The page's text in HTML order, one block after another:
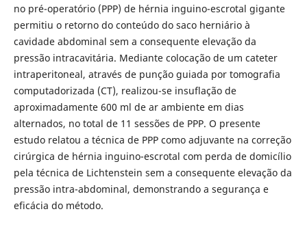
no pré-operatório (PPP) de hérnia inguino-escrotal gigante
permitiu o retorno do conteúdo do saco herniário à
cavidade abdominal sem a consequente elevação da
pressão intracavitária. Mediante colocação de um cateter
intraperitoneal, através de punção guiada por tomografia
computadorizada (CT), realizou-se insuflação de
aproximadamente 600 ml de ar ambiente em dias
alternados, no total de 11 sessões de PPP. O presente
estudo relatou a técnica de PPP como adjuvante na correção
cirúrgica de hérnia inguino-escrotal com perda de domicílio
pela técnica de Lichtenstein sem a consequente elevação da
pressão intra-abdominal, demonstrando a segurança e
eficácia do método.